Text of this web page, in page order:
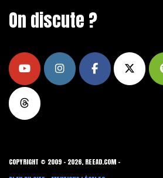
On discute ?
COPYRIGHT © 2009 - 2026, REEAD.COM -